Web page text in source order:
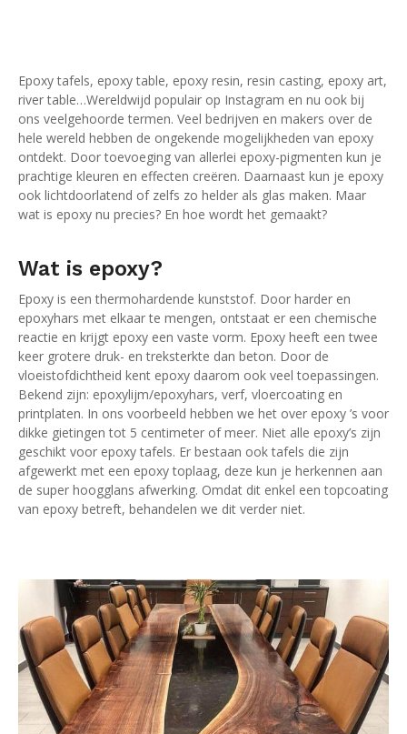
Epoxy tafels, epoxy table, epoxy resin, resin casting, epoxy art,
river table…Wereldwijd populair op Instagram en nu ook bij
ons veelgehoorde termen. Veel bedrijven en makers over de
hele wereld hebben de ongekende mogelijkheden van epoxy
ontdekt. Door toevoeging van allerlei epoxy-pigmenten kun je
prachtige kleuren en effecten creëren. Daarnaast kun je epoxy
ook lichtdoorlatend of zelfs zo helder als glas maken. Maar
wat is epoxy nu precies? En hoe wordt het gemaakt?
Wat is epoxy?
Epoxy is een thermohardende kunststof. Door harder en
epoxyhars met elkaar te mengen, ontstaat er een chemische
reactie en krijgt epoxy een vaste vorm. Epoxy heeft een twee
keer grotere druk- en treksterkte dan beton. Door de
vloeistofdichtheid kent epoxy daarom ook veel toepassingen.
Bekend zijn: epoxylijm/epoxyhars, verf, vloercoating en
printplaten. In ons voorbeeld hebben we het over epoxy ’s voor
dikke gietingen tot 5 centimeter of meer. Niet alle epoxy’s zijn
geschikt voor epoxy tafels. Er bestaan ook tafels die zijn
afgewerkt met een epoxy toplaag, deze kun je herkennen aan
de super hoogglans afwerking. Omdat dit enkel een topcoating
van epoxy betreft, behandelen we dit verder niet.